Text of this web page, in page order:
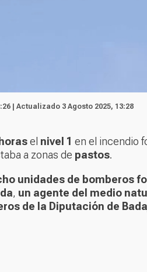
| Actualizado 3 Agosto 2025, 13:28
el nivel 1 en el incendio
a zonas de pastos.
unidades de bomberos
, un agente del medio
de la Diputación de